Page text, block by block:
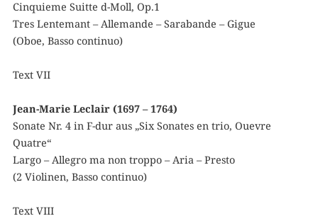
Cinquieme Suitte d-Moll, Op.1
Tres Lentemant – Allemande – Sarabande – Gigue
(Oboe, Basso continuo)
Text VII
Jean-Marie Leclair (1697 – 1764)
Sonate Nr. 4 in F-dur aus „Six Sonates en trio, Ouevre
Quatre“
Largo – Allegro ma non troppo – Aria – Presto
(2 Violinen, Basso continuo)
Text VIII